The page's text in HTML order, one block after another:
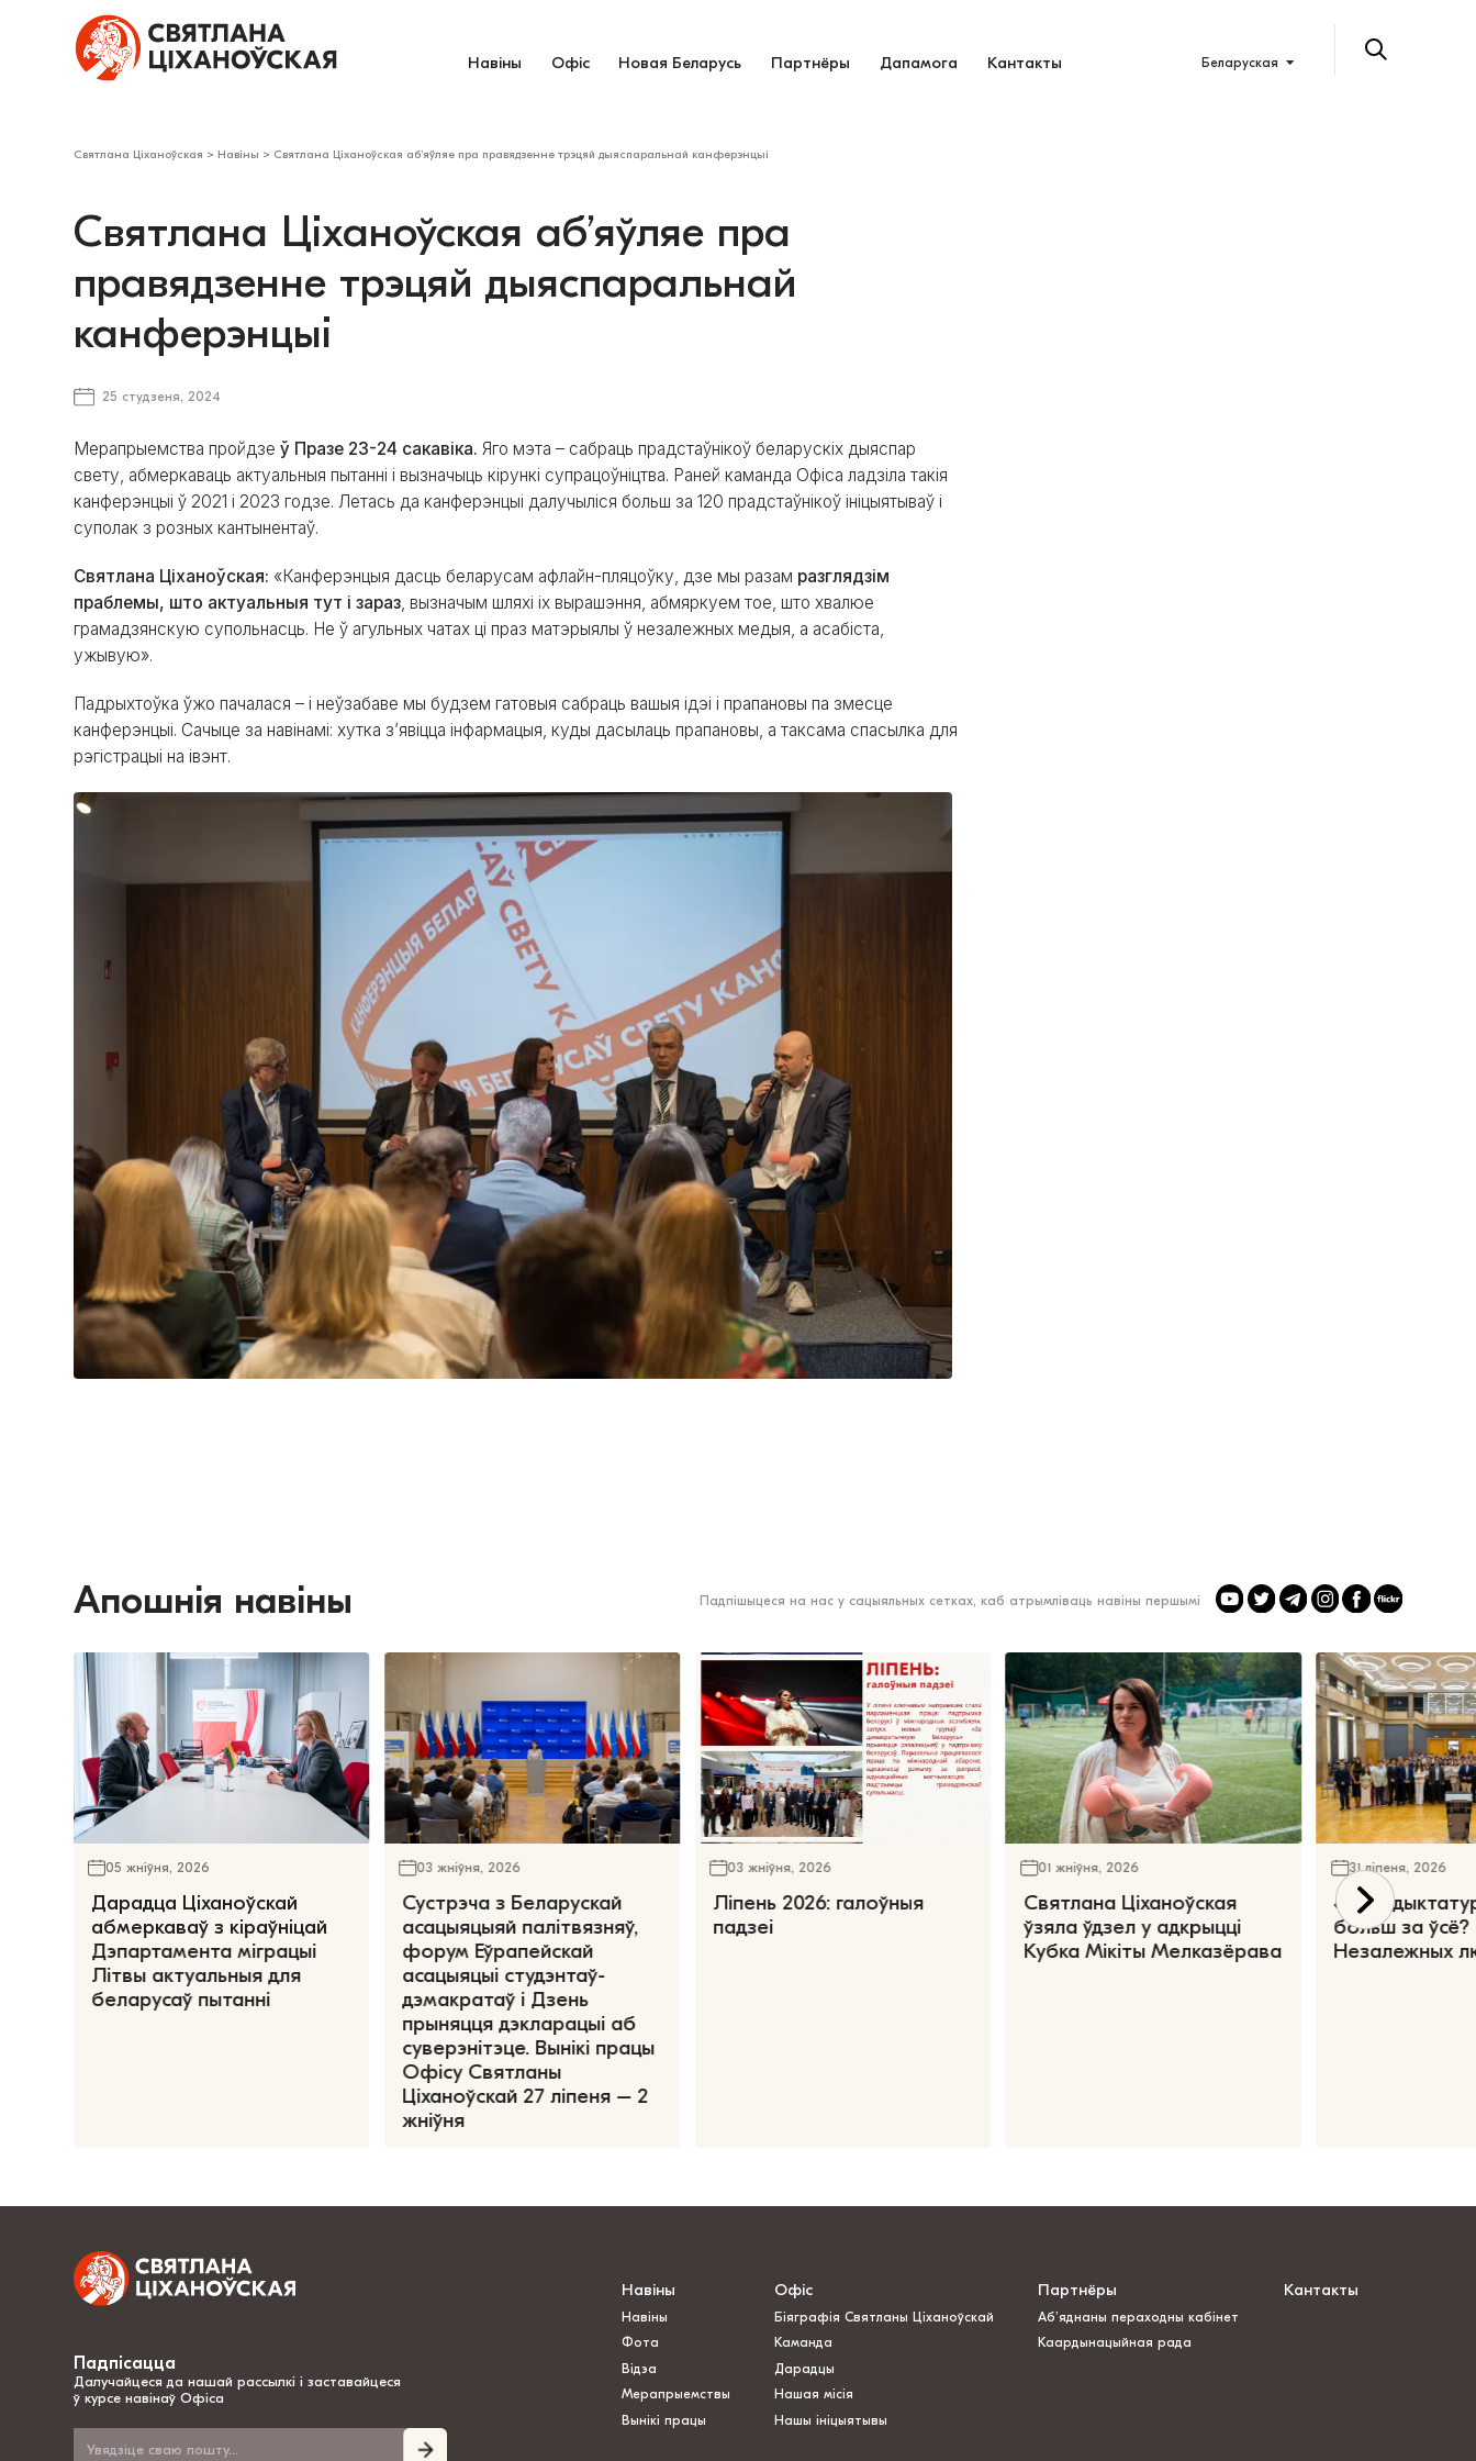
Навіны Офіс Новая Беларусь Партнёры Дапамога Кантакты Беларуская
Святлана Ціханоўская > Навіны > Святлана Ціханоўская аб’яўляе пра правядзенне трэцяй дыяспаральнай канферэнцыі
Святлана Ціханоўская аб’яўляе пра
правядзенне трэцяй дыяспаральнай
канферэнцыі
25 студзеня, 2024
Мерапрыемства пройдзеў Празе 23-24 сакавіка. Яго мэта – сабраць прадстаўнікоў беларускіх дыяспар
свету, абмеркаваць актуальныя пытанні і вызначыць кірункі супрацоўніцтва. Раней каманда Офіса ладзіла такія
канферэнцыі ў 2021 і 2023 годзе. Летась да канферэнцыі далучыліся больш за 120 прадстаўнікоў ініцыятываў і
суполак з розных кантынентаў.
Святлана Ціханоўская: «Канферэнцыя дасць беларусам афлайн-пляцоўку, дзе мы разам разглядзім
праблемы, што актуальныя тут і зараз, вызначым шляхі іх вырашэння, абмяркуем тое, што хвалюе
грамадзянскую супольнасць. Не ў агульных чатах ці праз матэрыялы ў незалежных медыя, а асабіста,
ужывую».
Падрыхтоўка ўжо пачалася – і неўзабаве мы будзем гатовыя сабраць вашыя ідэі і прапановы па змесце
канферэнцыі. Сачыце за навінамі: хутка з’явіцца інфармацыя, куды дасылаць прапановы, а таксама спасылка для
рэгістрацыі на івэнт.
Апошнія навіны Падпішыцеся на нас у сацыяльных сетках, каб атрымліваць навіны першымі
05 жніўня, 2026
Дарадца Ціханоўскай
абмеркаваў з кіраўніцай
Дэпартамента міграцыі
Літвы актуальныя для
беларусаў пытанні
03 жніўня, 2026
Сустрэча з Беларускай
асацыяцыяй палітвязняў,
форум Еўрапейскай
асацыяцыі студэнтаў-
дэмакратаў і Дзень
прыняцця дэкларацыі аб
суверэнітэце. Вынікі працы
Офісу Святланы
Ціханоўскай 27 ліпеня – 2
жніўня
03 жніўня, 2026
Ліпень 2026: галоўныя
падзеі
01 жніўня, 2026
Святлана Ціханоўская
ўзяла ўдзел у адкрыцці
Кубка Мікіты Мелказёрава
31 ліпеня, 2026
«Чаго
больш за ўсё?
Незалежных
Падпісацца
Далучайцеся да нашай рассылкі і заставайцеся
ў курсе навінаў Офіса
Навіны
Навіны
Фота
Відэа
Мерапрыемствы
Вынікі працы
Офіс
Біяграфія Святланы Ціханоўскай
Каманда
Дарадцы
Нашая місія
Нашы ініцыятывы
Партнёры
Аб’яднаны пераходны кабінет
Каардынацыйная рада
Кантакты